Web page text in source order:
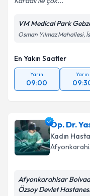
kapsamda
VM Medical Park
Osman Yılmaz Mahallesi,
En Yakın Saatler
Yarın
09:00
Yarın
Op. Dr.
Kadın
Afyonkarahisar
Özsoy Devlet Hastanesı